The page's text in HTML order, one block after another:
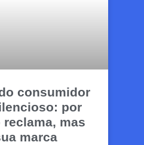
consumidor
por
reclama, mas
marca